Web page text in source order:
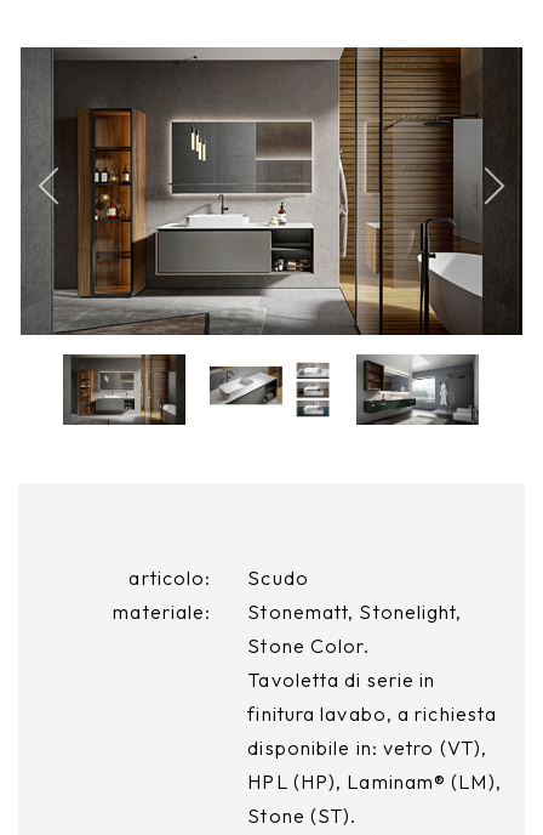
articolo:
Scudo
materiale:
Stonematt, Stonelight,
Stone Color.
Tavoletta di serie in
finitura lavabo, a richiesta
disponibile in: vetro (VT),
HPL (HP), Laminam® (LM),
Stone (ST).